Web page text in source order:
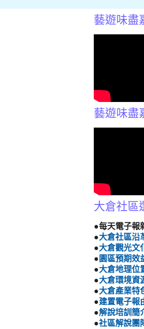
藝遊味盡
藝遊味盡
大倉社區
●每天電子報
●大倉社區沿
●大倉觀光文
● 園區預期效
●大倉地理位
●大倉環境資
●大倉產業特
●建置電子報
●解說培訓簡
●社區解說團